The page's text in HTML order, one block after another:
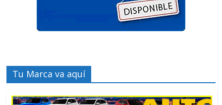
Tu Marca va aquí